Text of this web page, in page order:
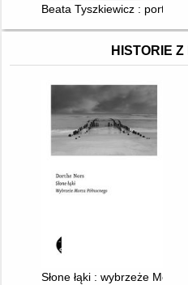
Beata Tyszkiewicz : portret
HISTORIE
Słone łąki : wybrzeże Morza